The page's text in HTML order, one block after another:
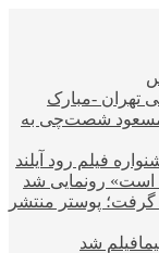
تهران -مبارک
مسعود شصت‌چی به
است» رونمایی شد
ابریشم گرفت؛ پوستر منتشر
شد